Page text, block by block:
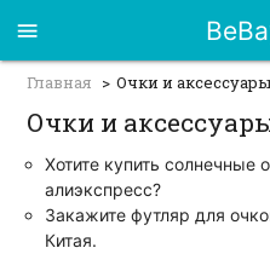
Главная Очки и аксессуары
Очки и
Хотите купить солнечные
алиэкспресс?
Закажите футляр для
Китая.